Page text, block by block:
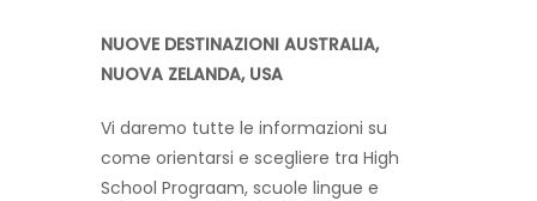
NUOVE DESTINAZIONI AUSTRALIA,
NUOVA ZELANDA, USA
Vi daremo tutte le informazioni su
come orientarsi e scegliere tra High
School Prograam, scuole lingue e